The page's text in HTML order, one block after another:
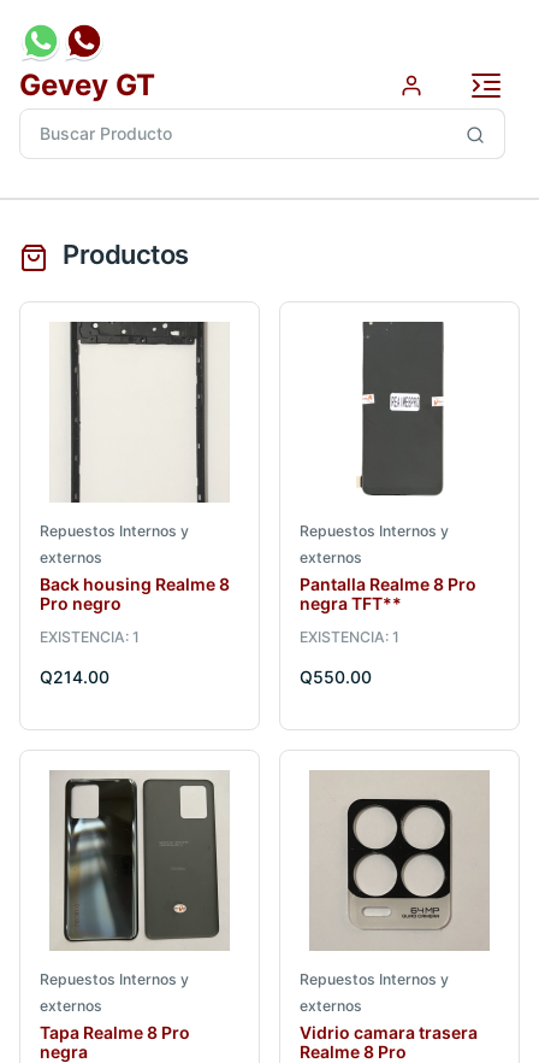
Gevey GT
Productos
Repuestos Internos y
externos
Back housing Realme 8
Pro negro
EXISTENCIA: 1
Q214.00
Repuestos Internos y
externos
Pantalla Realme 8 Pro
negra TFT**
EXISTENCIA: 1
Q550.00
Repuestos Internos y
externos
Tapa Realme 8 Pro
negra
Repuestos Internos y
externos
Vidrio camara trasera
Realme 8 Pro